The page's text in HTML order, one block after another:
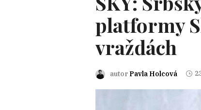
platformy
vraždách
autor Pavla Holcová